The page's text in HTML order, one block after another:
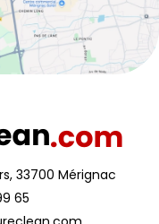
33700 Mérignac
65